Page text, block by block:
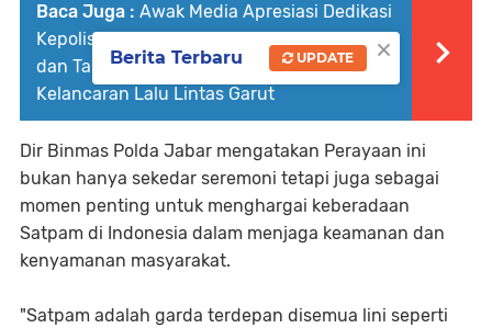
Baca Juga : Awak Media Apresiasi Dedikasi
Kepolisian pada Pengamanan Libur Natal
dan Tahun Baru, Wujud Sinergi Jaga
Kelancaran Lalu Lintas Garut
Dir Binmas Polda Jabar mengatakan Perayaan ini
bukan hanya sekedar seremoni tetapi juga sebagai
momen penting untuk menghargai keberadaan
Satpam di Indonesia dalam menjaga keamanan dan
kenyamanan masyarakat.
"Satpam adalah garda terdepan disemua lini seperti
×
Berita Terbaru UPDATE